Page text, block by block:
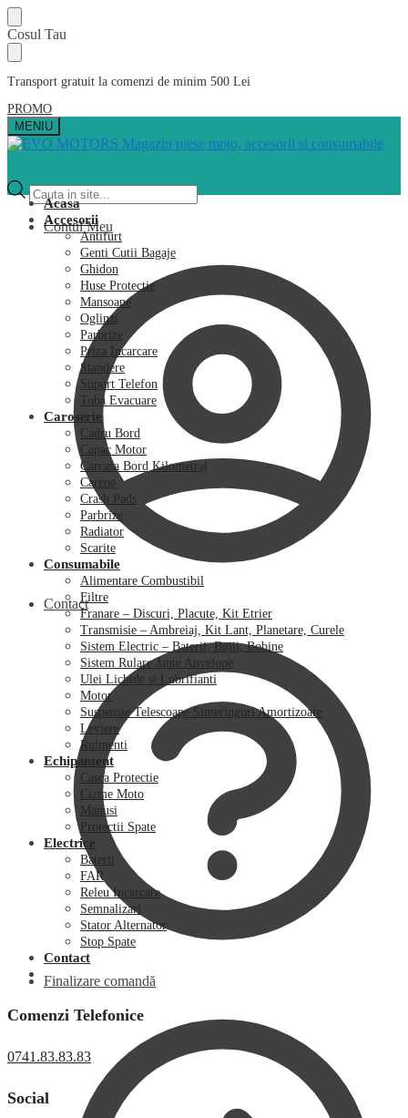
Skip
to
navigation
Skip
to
content
Cosul Tau
Transport gratuit la comenzi de minim 500 Lei
PROMO
MENIU
Products
search
Contul Meu
Contact
Finalizare comandă
Acasa
Accesorii
Antifurt
Genti Cutii Bagaje
Ghidon
Huse Protectie
Mansoane
Oglinzi
Parbrize
Priza Incarcare
Standere
Suport Telefon
Toba Evacuare
Caroserie
Cadru Bord
Capac Motor
Carcasa Bord Kilometraj
Carene
Crash Pads
Parbrize
Radiator
Scarite
Consumabile
Alimentare Combustibil
Filtre
Franare – Discuri, Placute, Kit Etrier
Transmisie – Ambreiaj, Kit Lant, Planetare, Curele
Sistem Electric – Baterii, Bujii, Bobine
Sistem Rulare Jante Anvelope
Ulei Lichide si Lubrifianti
Motor
Suspensie Telescoape Simeringuri Amortizoare
Leviere
Rulmenti
Echipament
Casca Protectie
Cizme Moto
Manusi
Protectii Spate
Electrice
Baterii
FAR
Releu Incarcare
Semnalizari
Stator Alternator
Stop Spate
Contact
Comenzi Telefonice
0741.83.83.83
Social